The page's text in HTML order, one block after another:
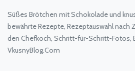
Süßes Brötchen mit Schokolade und
bewährte Rezepte, Rezeptauswahl nach
den Chefkoch, Schritt-für-Schritt-Fotos,
VkusnyBlog.Com